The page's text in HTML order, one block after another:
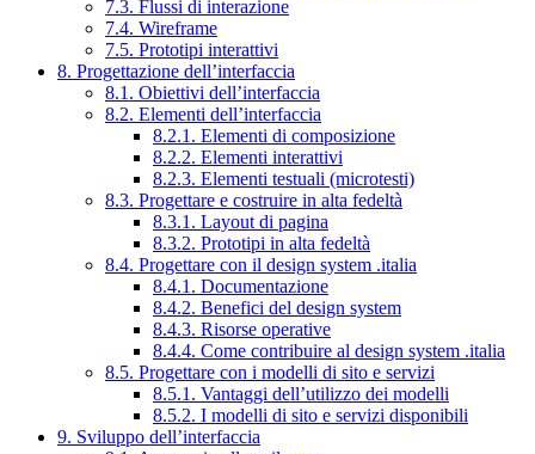
7.3. Flussi di interazione
7.4. Wireframe
7.5. Prototipi interattivi
8. Progettazione dell’interfaccia
8.1. Obiettivi dell’interfaccia
8.2. Elementi dell’interfaccia
8.2.1. Elementi di composizione
8.2.2. Elementi interattivi
8.2.3. Elementi testuali (microtesti)
8.3. Progettare e costruire in alta fedeltà
8.3.1. Layout di pagina
8.3.2. Prototipi in alta fedeltà
8.4. Progettare con il design system .italia
8.4.1. Documentazione
8.4.2. Benefici del design system
8.4.3. Risorse operative
8.4.4. Come contribuire al design system .italia
8.5. Progettare con i modelli di sito e servizi
8.5.1. Vantaggi dell’utilizzo dei modelli
8.5.2. I modelli di sito e servizi disponibili
9. Sviluppo dell’interfaccia